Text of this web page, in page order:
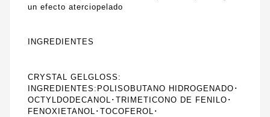
un efecto aterciopelado
INGREDIENTES
CRYSTAL GELGLOSS:
INGREDIENTES:POLISOBUTANO HIDROGENADO ･
OCTYLDODECANOL
･ TRIMETICONO DE FENILO ･
FENOXIETANOL
･ TOCOFEROL ･